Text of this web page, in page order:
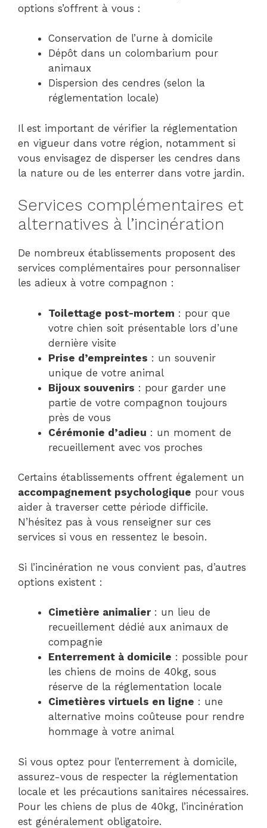
options s’offrent à vous :
Conservation de l’urne à domicile
Dépôt dans un colombarium pour
animaux
Dispersion des cendres (selon la
réglementation locale)
Il est important de vérifier la réglementation
en vigueur dans votre région, notamment si
vous envisagez de disperser les cendres dans
la nature ou de les enterrer dans votre jardin.
Services complémentaires et
alternatives à l’incinération
De nombreux établissements proposent des
services complémentaires pour personnaliser
les adieux à votre compagnon :
Toilettage post-mortem : pour que
votre chien soit présentable lors d’une
dernière visite
Prise d’empreintes : un souvenir
unique de votre animal
Bijoux souvenirs : pour garder une
partie de votre compagnon toujours
près de vous
Cérémonie d’adieu : un moment de
recueillement avec vos proches
Certains établissements offrent également un
accompagnement psychologique pour vous
aider à traverser cette période difficile.
N’hésitez pas à vous renseigner sur ces
services si vous en ressentez le besoin.
Si l’incinération ne vous convient pas, d’autres
options existent :
Cimetière animalier: un lieu de
recueillement dédié aux animaux de
compagnie
Enterrement à domicile : possible pour
les chiens de moins de 40kg, sous
réserve de la réglementation locale
Cimetières virtuels en ligne : une
alternative moins coûteuse pour rendre
hommage à votre animal
Si vous optez pour l’enterrement à domicile,
assurez-vous de respecter la réglementation
locale et les précautions sanitaires nécessaires.
Pour les chiens de plus de 40kg, l’incinération
est généralement obligatoire.